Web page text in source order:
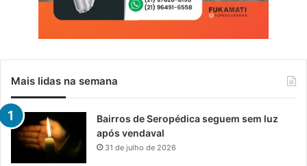
Mais lidas na semana
Bairros de Seropédica seguem sem luz
após vendaval
31 de julho de 2026